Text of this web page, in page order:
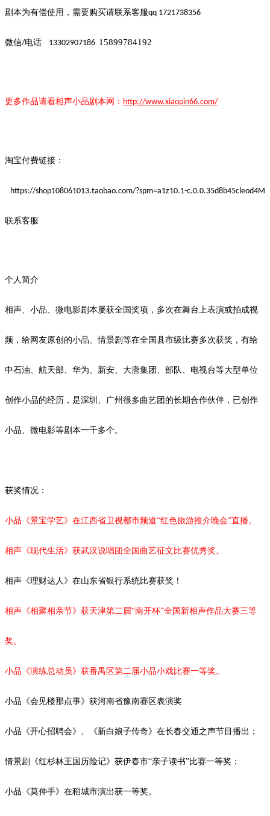
剧本为有偿使用，需要购买请联系客服qq 1721738356
微信/电话 13302907186 15899784192
更多作品请看相声小品剧本网： http://www.xiaopin66.com/
淘宝付费链接：
https://shop108061013.taobao.com/?spm=a1z10.1-c.0.0.35d8b45cleod4M
联系客服
个人简介
相声、小品、微电影剧本屡获全国奖项，多次在舞台上表演或拍成视
频，给网友原创 的小品、情景剧等在全国县市级比赛多次获奖，有给
中石油、航天部、华为、新安、大唐集团、部队、电视台等大型单位
创作小品的经历，是深圳、广州很多曲艺团的长期合作伙伴，已创作
小品、微电影等剧本一千多个。
获奖情况：
小品《景宝学艺》在江西省卫视都市频道“红色旅游推介晚会”直播。
相声《现代生活》获武汉说唱团全国曲艺征文比赛优秀奖。
相声《理财达人》在山东省银行系统比赛获奖！
相声《相聚相亲节》获天津第二届“南开杯”全国新相声作品大赛三等
奖。
小品《演练总动员》获番禺区第二届小品小戏比赛一等奖。
小品《会见楼那点事》获河南省豫南赛区表演奖
小品《开心招聘会》、《新白娘子传奇》在长春交通之声节目播出；
情景剧《红杉林王国历险记》获伊春市“亲子读书”比赛一等奖；
小品 《莫伸手》在稻城市演出获一等奖。